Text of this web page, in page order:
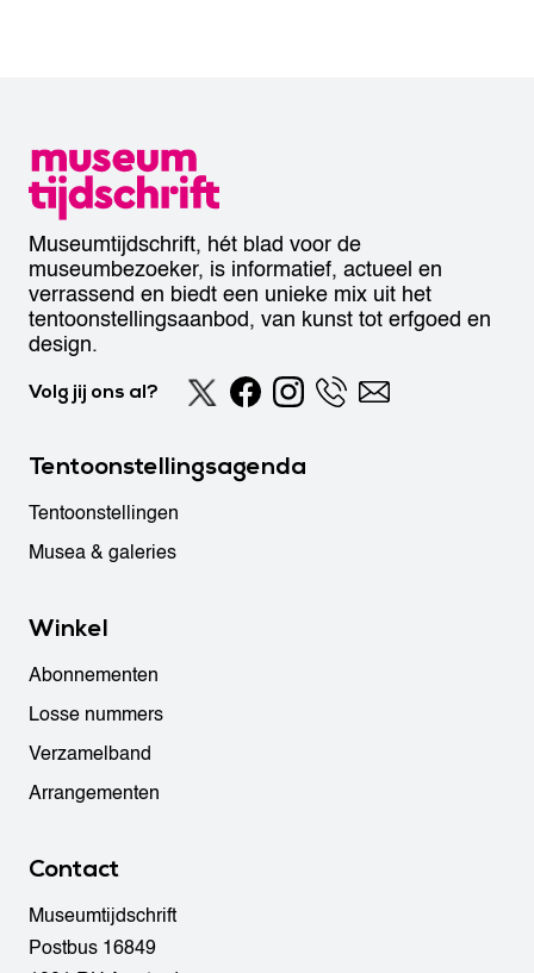
Museumtijdschrift, hét blad voor de
museumbezoeker, is informatief, actueel en
verrassend en biedt een unieke mix uit het
tentoonstellingsaanbod, van kunst tot erfgoed en
design.
Volg jij ons al?
Tentoonstellingsagenda
Tentoonstellingen
Musea & galeries
Winkel
Abonnementen
Losse nummers
Verzamelband
Arrangementen
Contact
Museumtijdschrift
Postbus 16849